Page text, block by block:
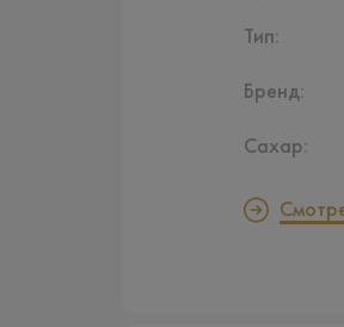
Тип:
Бренд:
Сахар: